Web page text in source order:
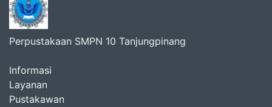
Perpustakaan SMPN 10 Tanjungpinang
Informasi
Layanan
Pustakawan